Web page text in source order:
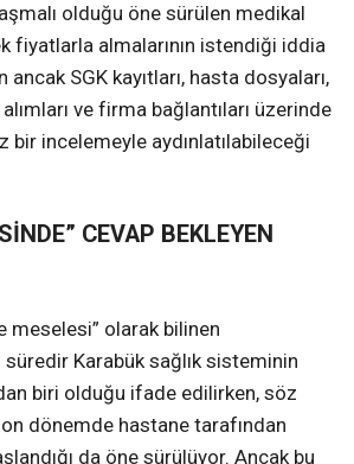
olduğu öne sürülen medikal
fiyatlarla almalarının istendiği iddia
ancak SGK kayıtları, hasta dosyaları,
ve firma bağlantıları üzerinde
bir incelemeyle aydınlatılabileceği
CEVAP BEKLEYEN
meselesi” olarak bilinen
süredir Karabük sağlık sisteminin
biri olduğu ifade edilirken, söz
dönemde hastane tarafından
da öne sürülüyor. Ancak bu